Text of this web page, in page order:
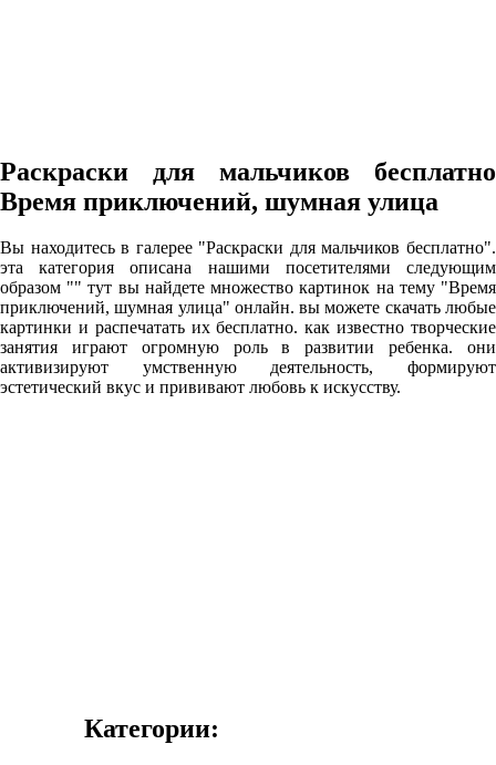
Раскраски для мальчиков бесплатно
Время приключений, шумная улица
Вы находитесь в галерее "Раскраски для мальчиков бесплатно".
эта категория описана нашими посетителями следующим
образом "" тут вы найдете множество картинок на тему "Время
приключений, шумная улица" онлайн. вы можете скачать любые
картинки и распечатать их бесплатно. как известно творческие
занятия играют огромную роль в развитии ребенка. они
активизируют умственную деятельность, формируют
эстетический вкус и прививают любовь к искусству.
Категории: